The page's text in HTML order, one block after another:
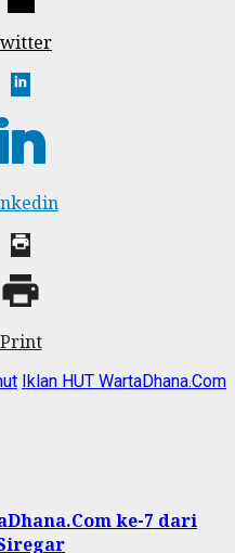
Print
Iklan HUT WartaDhana.Com
ke-7 dari